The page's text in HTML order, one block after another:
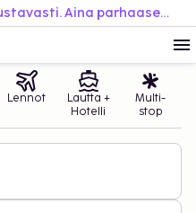
Varaa helposti. Matkusta joustavasti. Aina parhaaseen hintaan.
Lennot
Lautta +
Hotelli
Multi-
stop